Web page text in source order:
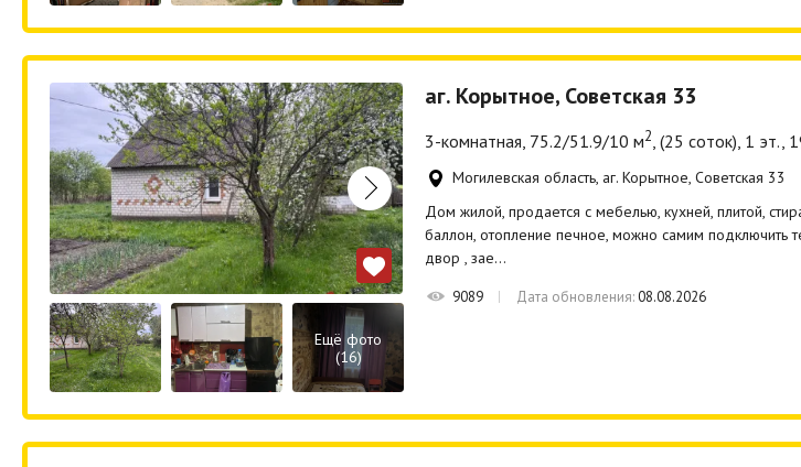
Ещё фото
(16)
аг. Корытное, Советская 33
3-комнатная, 75.2/51.9/10 м2, (25 соток), 1 эт.,
Могилевская область, аг. Корытное, Советская 33
Дом жилой, продается с мебелью, кухней, плитой,
баллон, отопление печное, можно самим подключить
двор , зае…
9089 Дата обновления:08.08.2026